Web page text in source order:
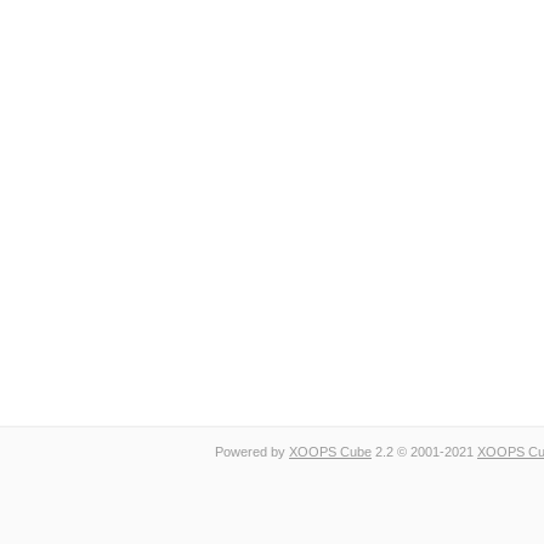
Powered by XOOPS Cube 2.2 © 2001-2021 XOOPS